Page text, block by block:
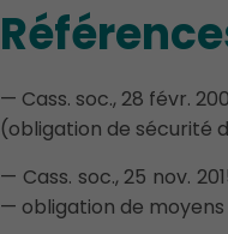
— Cass. soc., 28 févr.
(obligation de sécurité
— Cass. soc., 25 nov.
— obligation de